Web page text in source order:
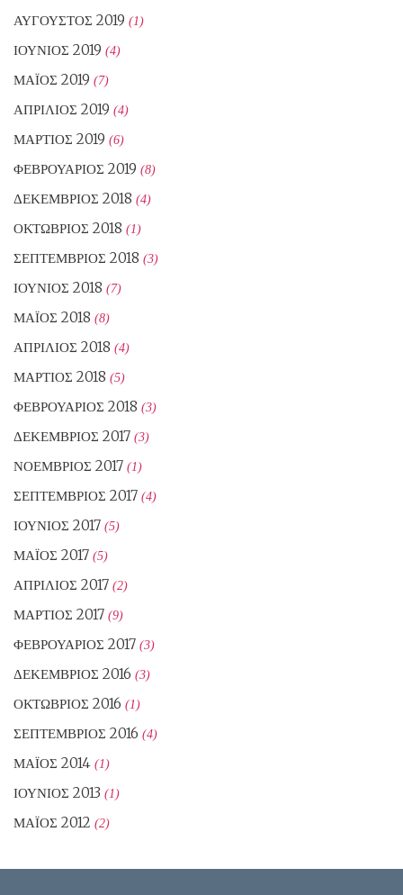
ΑΎΓΟΥΣΤΟΣ 2019 (1)
ΙΟΎΝΙΟΣ 2019 (4)
ΜΆΙΟΣ 2019 (7)
ΑΠΡΊΛΙΟΣ 2019 (4)
ΜΆΡΤΙΟΣ 2019 (6)
ΦΕΒΡΟΥΆΡΙΟΣ 2019 (8)
ΔΕΚΈΜΒΡΙΟΣ 2018 (4)
ΟΚΤΏΒΡΙΟΣ 2018 (1)
ΣΕΠΤΈΜΒΡΙΟΣ 2018 (3)
ΙΟΎΝΙΟΣ 2018 (7)
ΜΆΙΟΣ 2018 (8)
ΑΠΡΊΛΙΟΣ 2018 (4)
ΜΆΡΤΙΟΣ 2018 (5)
ΦΕΒΡΟΥΆΡΙΟΣ 2018 (3)
ΔΕΚΈΜΒΡΙΟΣ 2017 (3)
ΝΟΈΜΒΡΙΟΣ 2017 (1)
ΣΕΠΤΈΜΒΡΙΟΣ 2017 (4)
ΙΟΎΝΙΟΣ 2017 (5)
ΜΆΙΟΣ 2017 (5)
ΑΠΡΊΛΙΟΣ 2017 (2)
ΜΆΡΤΙΟΣ 2017 (9)
ΦΕΒΡΟΥΆΡΙΟΣ 2017 (3)
ΔΕΚΈΜΒΡΙΟΣ 2016 (3)
ΟΚΤΏΒΡΙΟΣ 2016 (1)
ΣΕΠΤΈΜΒΡΙΟΣ 2016 (4)
ΜΆΙΟΣ 2014 (1)
ΙΟΎΝΙΟΣ 2013 (1)
ΜΆΙΟΣ 2012 (2)